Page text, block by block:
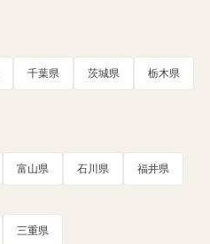
千葉県 茨城県 栃木県
富山県 石川県 福井県
三重県